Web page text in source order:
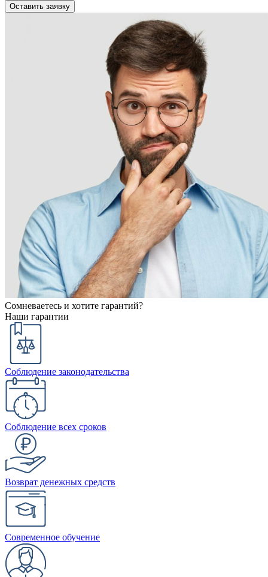
Оставить заявку
Сомневаетесь и хотите гарантий?
Наши гарантии
Соблюдение законодательства
Соблюдение всех сроков
Возврат денежных средств
Современное обучение